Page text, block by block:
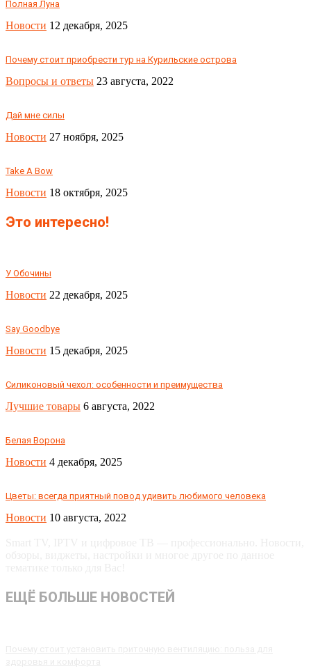
Полная Луна
Новости 12 декабря, 2025
Почему стоит приобрести тур на Курильские острова
Вопросы и ответы 23 августа, 2022
Дай мне силы
Новости 27 ноября, 2025
Take A Bow
Новости 18 октября, 2025
Это интересно!
У Обочины
Новости 22 декабря, 2025
Say Goodbye
Новости 15 декабря, 2025
Силиконовый чехол: особенности и преимущества
Лучшие товары 6 августа, 2022
Белая Ворона
Новости 4 декабря, 2025
Цветы: всегда приятный повод удивить любимого человека
Новости 10 августа, 2022
ЕЩЁ БОЛЬШЕ НОВОСТЕЙ